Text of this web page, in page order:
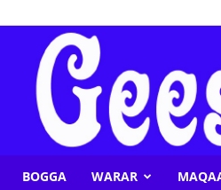
BOGGA WARAR